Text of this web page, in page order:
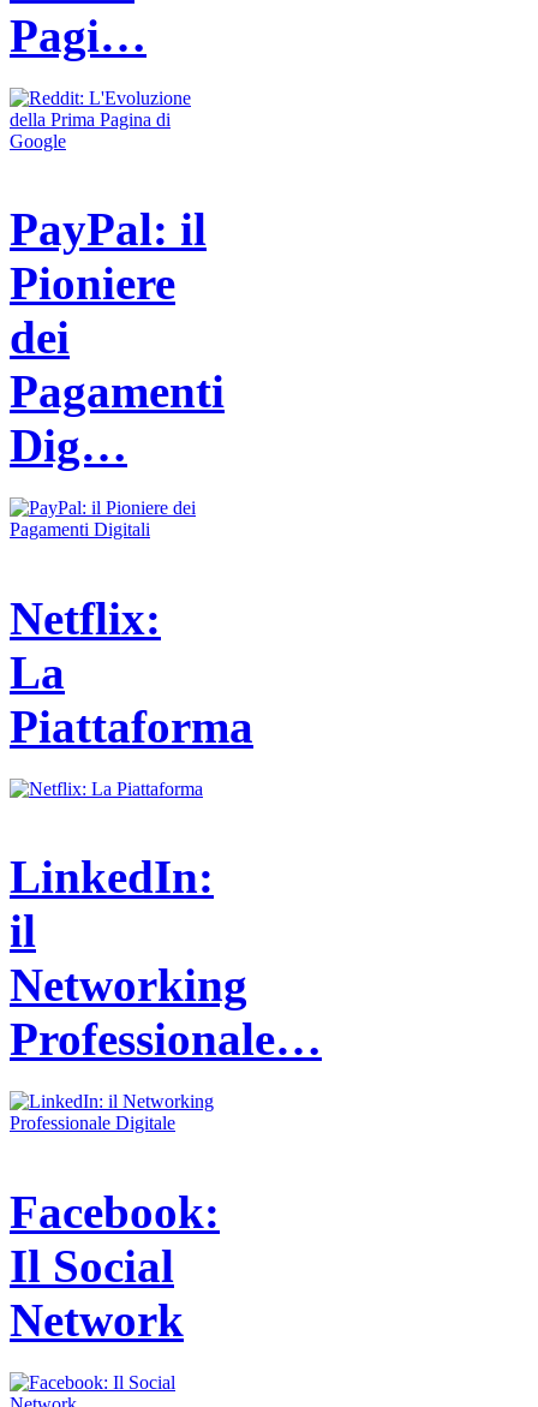
Pagi…
PayPal: il
Pioniere
dei
Pagamenti
Dig…
Netflix:
La
Piattaforma
LinkedIn:
il
Networking
Professionale…
Facebook:
Il Social
Network